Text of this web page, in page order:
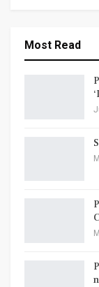
Most Read